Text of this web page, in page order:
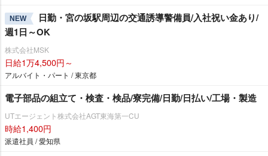
NEW
日勤・宮の坂駅周辺の交通誘導警備員/入社祝い金あり/
週1日～OK
株式会社MSK
日給1万4,500円～
アルバイト・パート / 東京都
電子部品の組立て・検査・検品/寮完備/日勤/日払い/工場・製造
UTエージェント株式会社AGT東海第一CU
時給1,400円
派遣社員 / 愛知県